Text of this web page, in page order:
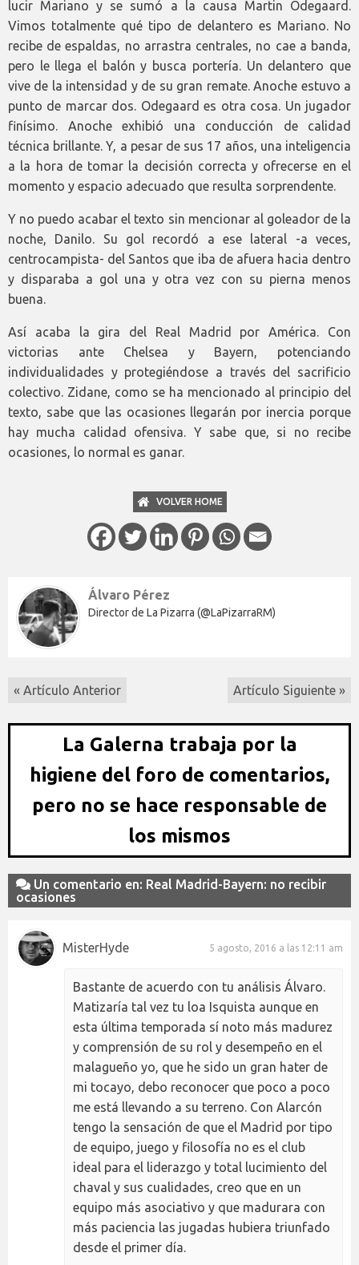
lucir Mariano y se sumó a la causa Martin Odegaard.
Vimos totalmente qué tipo de delantero es Mariano. No
recibe de espaldas, no arrastra centrales, no cae a banda,
pero le llega el balón y busca portería. Un delantero que
vive de la intensidad y de su gran remate. Anoche estuvo a
punto de marcar dos. Odegaard es otra cosa. Un jugador
finísimo. Anoche exhibió una conducción de calidad
técnica brillante. Y, a pesar de sus 17 años, una inteligencia
a la hora de tomar la decisión correcta y ofrecerse en el
momento y espacio adecuado que resulta sorprendente.
Y no puedo acabar el texto sin mencionar al goleador de la
noche, Danilo. Su gol recordó a ese lateral -a veces,
centrocampista- del Santos que iba de afuera hacia dentro
y disparaba a gol una y otra vez con su pierna menos
buena.
Así acaba la gira del Real Madrid por América. Con
victorias ante Chelsea y Bayern, potenciando
individualidades y protegiéndose a través del sacrificio
colectivo. Zidane, como se ha mencionado al principio del
texto, sabe que las ocasiones llegarán por inercia porque
hay mucha calidad ofensiva. Y sabe que, si no recibe
ocasiones, lo normal es ganar.
VOLVER HOME
Álvaro Pérez
Director de La Pizarra (@LaPizarraRM)
« Artículo Anterior Artículo Siguiente »
La Galerna trabaja por la
higiene del foro de comentarios,
pero no se hace responsable de
los mismos
Un comentario en: Real Madrid-Bayern: no recibir
ocasiones
MisterHyde 5 agosto, 2016 a las 12:11 am
Bastante de acuerdo con tu análisis Álvaro.
Matizaría tal vez tu loa Isquista aunque en
esta última temporada sí noto más madurez
y comprensión de su rol y desempeño en el
malagueño yo, que he sido un gran hater de
mi tocayo, debo reconocer que poco a poco
me está llevando a su terreno. Con Alarcón
tengo la sensación de que el Madrid por tipo
de equipo, juego y filosofía no es el club
ideal para el liderazgo y total lucimiento del
chaval y sus cualidades, creo que en un
equipo más asociativo y que madurara con
más paciencia las jugadas hubiera triunfado
desde el primer día.